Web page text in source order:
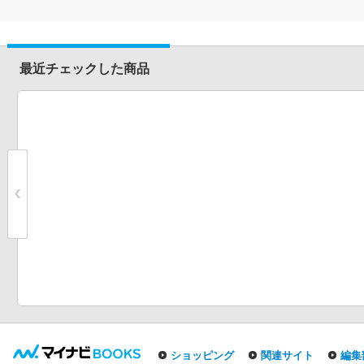
最近チェックした商品
ショッピング 関連サイト 編集